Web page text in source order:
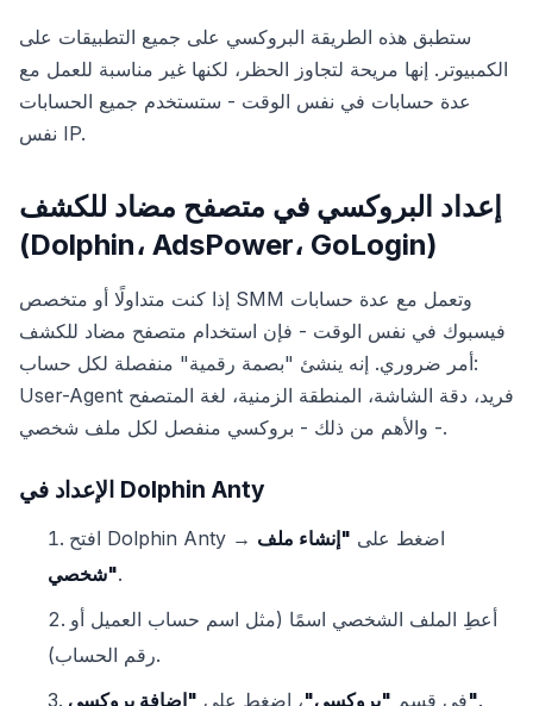
ستطبق هذه الطريقة البروكسي على جميع التطبيقات على
الكمبيوتر. إنها مريحة لتجاوز الحظر، لكنها غير مناسبة للعمل مع
عدة حسابات في نفس الوقت - ستستخدم جميع الحسابات
نفس IP.
إعداد البروكسي في متصفح مضاد للكشف
(Dolphin، AdsPower، GoLogin)
إذا كنت متداولًا أو متخصص SMM وتعمل مع عدة حسابات
فيسبوك في نفس الوقت - فإن استخدام متصفح مضاد للكشف
أمر ضروري. إنه ينشئ "بصمة رقمية" منفصلة لكل حساب:
User-Agent فريد، دقة الشاشة، المنطقة الزمنية، لغة المتصفح
- والأهم من ذلك - بروكسي منفصل لكل ملف شخصي.
الإعداد في Dolphin Anty
افتح Dolphin Anty → اضغط على "إنشاء ملف
شخصي".
أعطِ الملف الشخصي اسمًا (مثل اسم حساب العميل أو
رقم الحساب).
في قسم "بروكسي"، اضغط على "إضافة بروكسي".